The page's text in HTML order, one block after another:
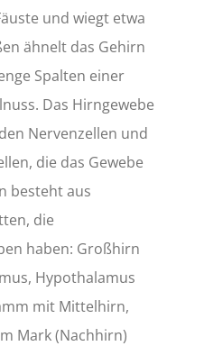
und wiegt etwa
ähnelt das Gehirn
Spalten einer
Das Hirngewebe
Nervenzellen und
die das Gewebe
besteht aus
die
haben: Großhirn
Hypothalamus
mit Mittelhirn,
Mark (Nachhirn)